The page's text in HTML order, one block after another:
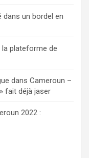
dans un bordel en
la plateforme de
dans Cameroun –
fait déjà jaser
2022 :